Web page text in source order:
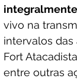
vivo na
intervalos das
Fort
entre outras